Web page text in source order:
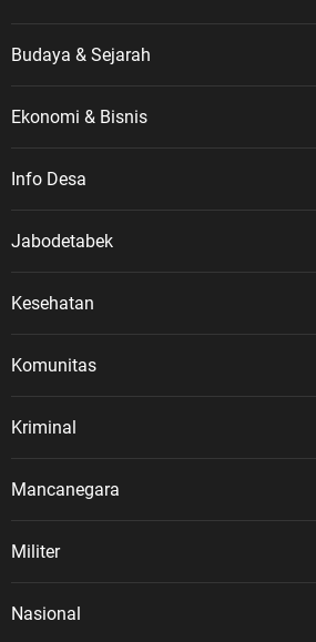
Budaya & Sejarah
Ekonomi & Bisnis
Info Desa
Jabodetabek
Kesehatan
Komunitas
Kriminal
Mancanegara
Militer
Nasional